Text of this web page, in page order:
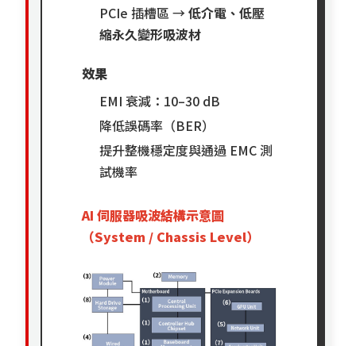
PCIe 插槽區 →低介電、低壓
縮永久變形吸波材
效果
EMI 衰減：10–30 dB
降低誤碼率（BER）
提升整機穩定度與通過 EMC 測
試機率
AI 伺服器吸波結構示意圖
（System / Chassis Level）